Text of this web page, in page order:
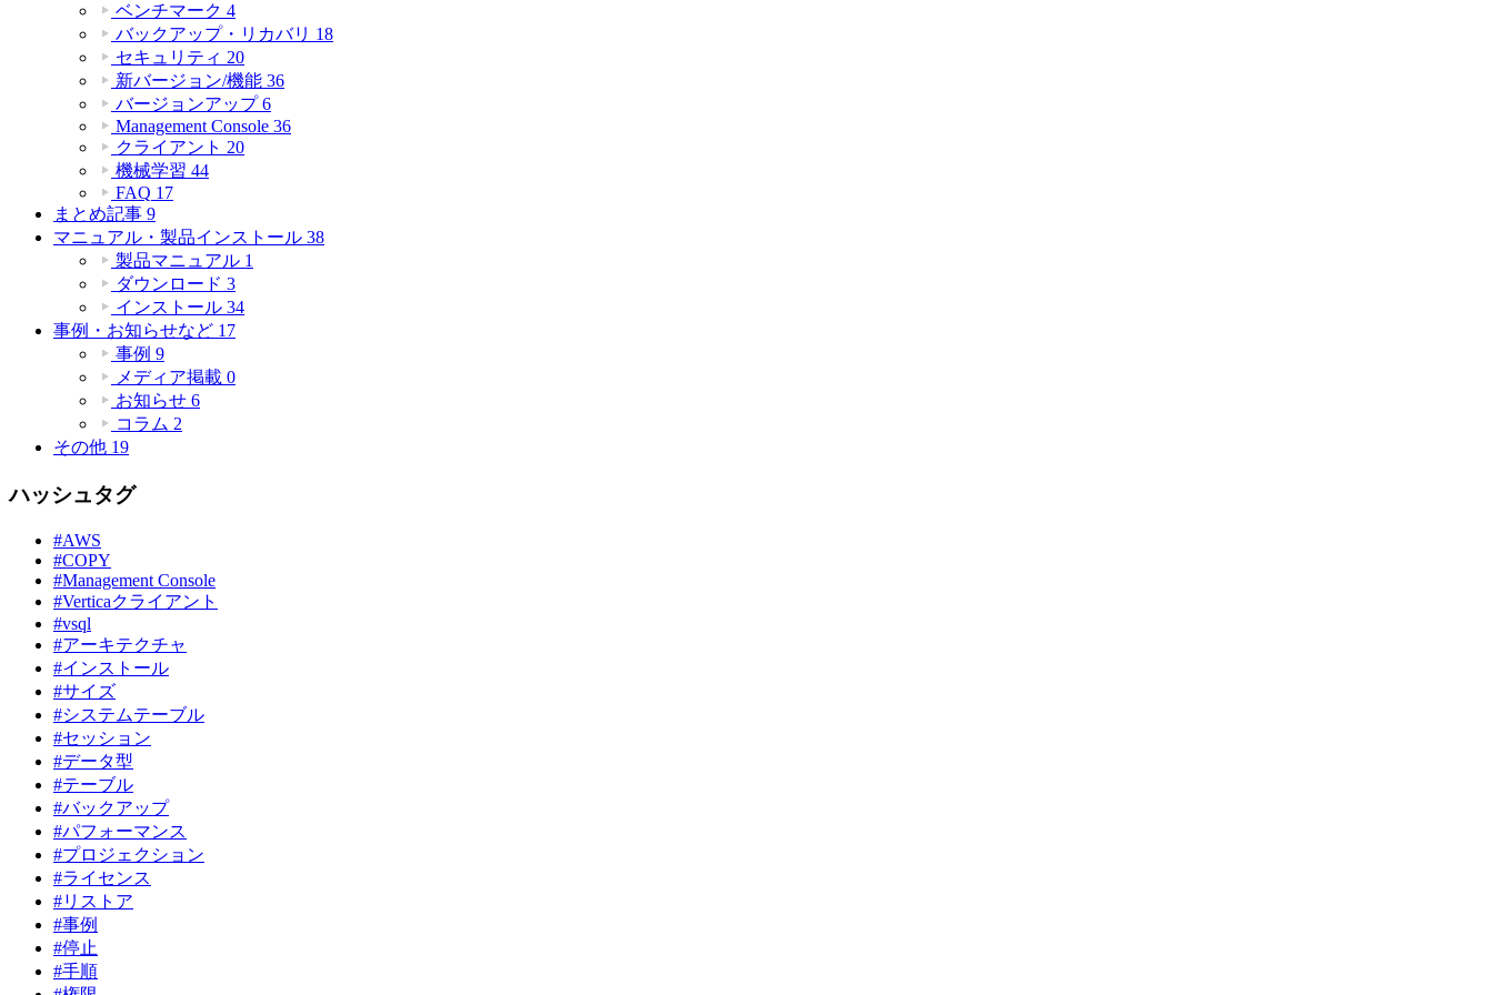
ベンチマーク 4
バックアップ・リカバリ 18
セキュリティ 20
新バージョン/機能 36
バージョンアップ 6
Management Console 36
クライアント 20
機械学習 44
FAQ 17
まとめ記事 9
マニュアル・製品インストール 38
製品マニュアル 1
ダウンロード 3
インストール 34
事例・お知らせなど 17
事例 9
メディア掲載 0
お知らせ 6
コラム 2
その他 19
ハッシュタグ
#AWS
#COPY
#Management Console
#Verticaクライアント
#vsql
#アーキテクチャ
#インストール
#サイズ
#システムテーブル
#セッション
#データ型
#テーブル
#バックアップ
#パフォーマンス
#プロジェクション
#ライセンス
#リストア
#事例
#停止
#手順